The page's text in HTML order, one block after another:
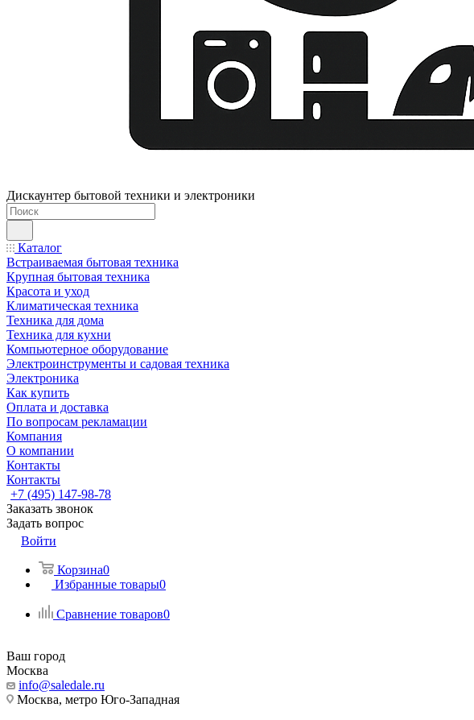
Дискаунтер бытовой техники и электроники
Каталог
Встраиваемая бытовая техника
Крупная бытовая техника
Красота и уход
Климатическая техника
Техника для дома
Техника для кухни
Компьютерное оборудование
Электроинструменты и садовая техника
Электроника
Как купить
Оплата и доставка
По вопросам рекламации
Компания
О компании
Контакты
Контакты
+7 (495) 147-98-78
Заказать звонок
Задать вопрос
Войти
Корзина0
Избранные товары0
Сравнение товаров0
Ваш город
Москва
info@saledale.ru
Москва, метро Юго-Западная